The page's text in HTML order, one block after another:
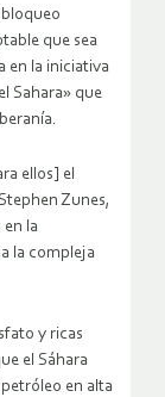
que sea
en la iniciativa
Sahara» que
ellos] el
Zunes,
la
la compleja
y ricas
el Sáhara
en alta